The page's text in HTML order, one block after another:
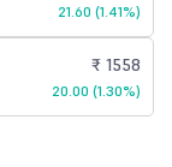
21.60 (1.41%)
₹ 1558
20.00 (1.30%)